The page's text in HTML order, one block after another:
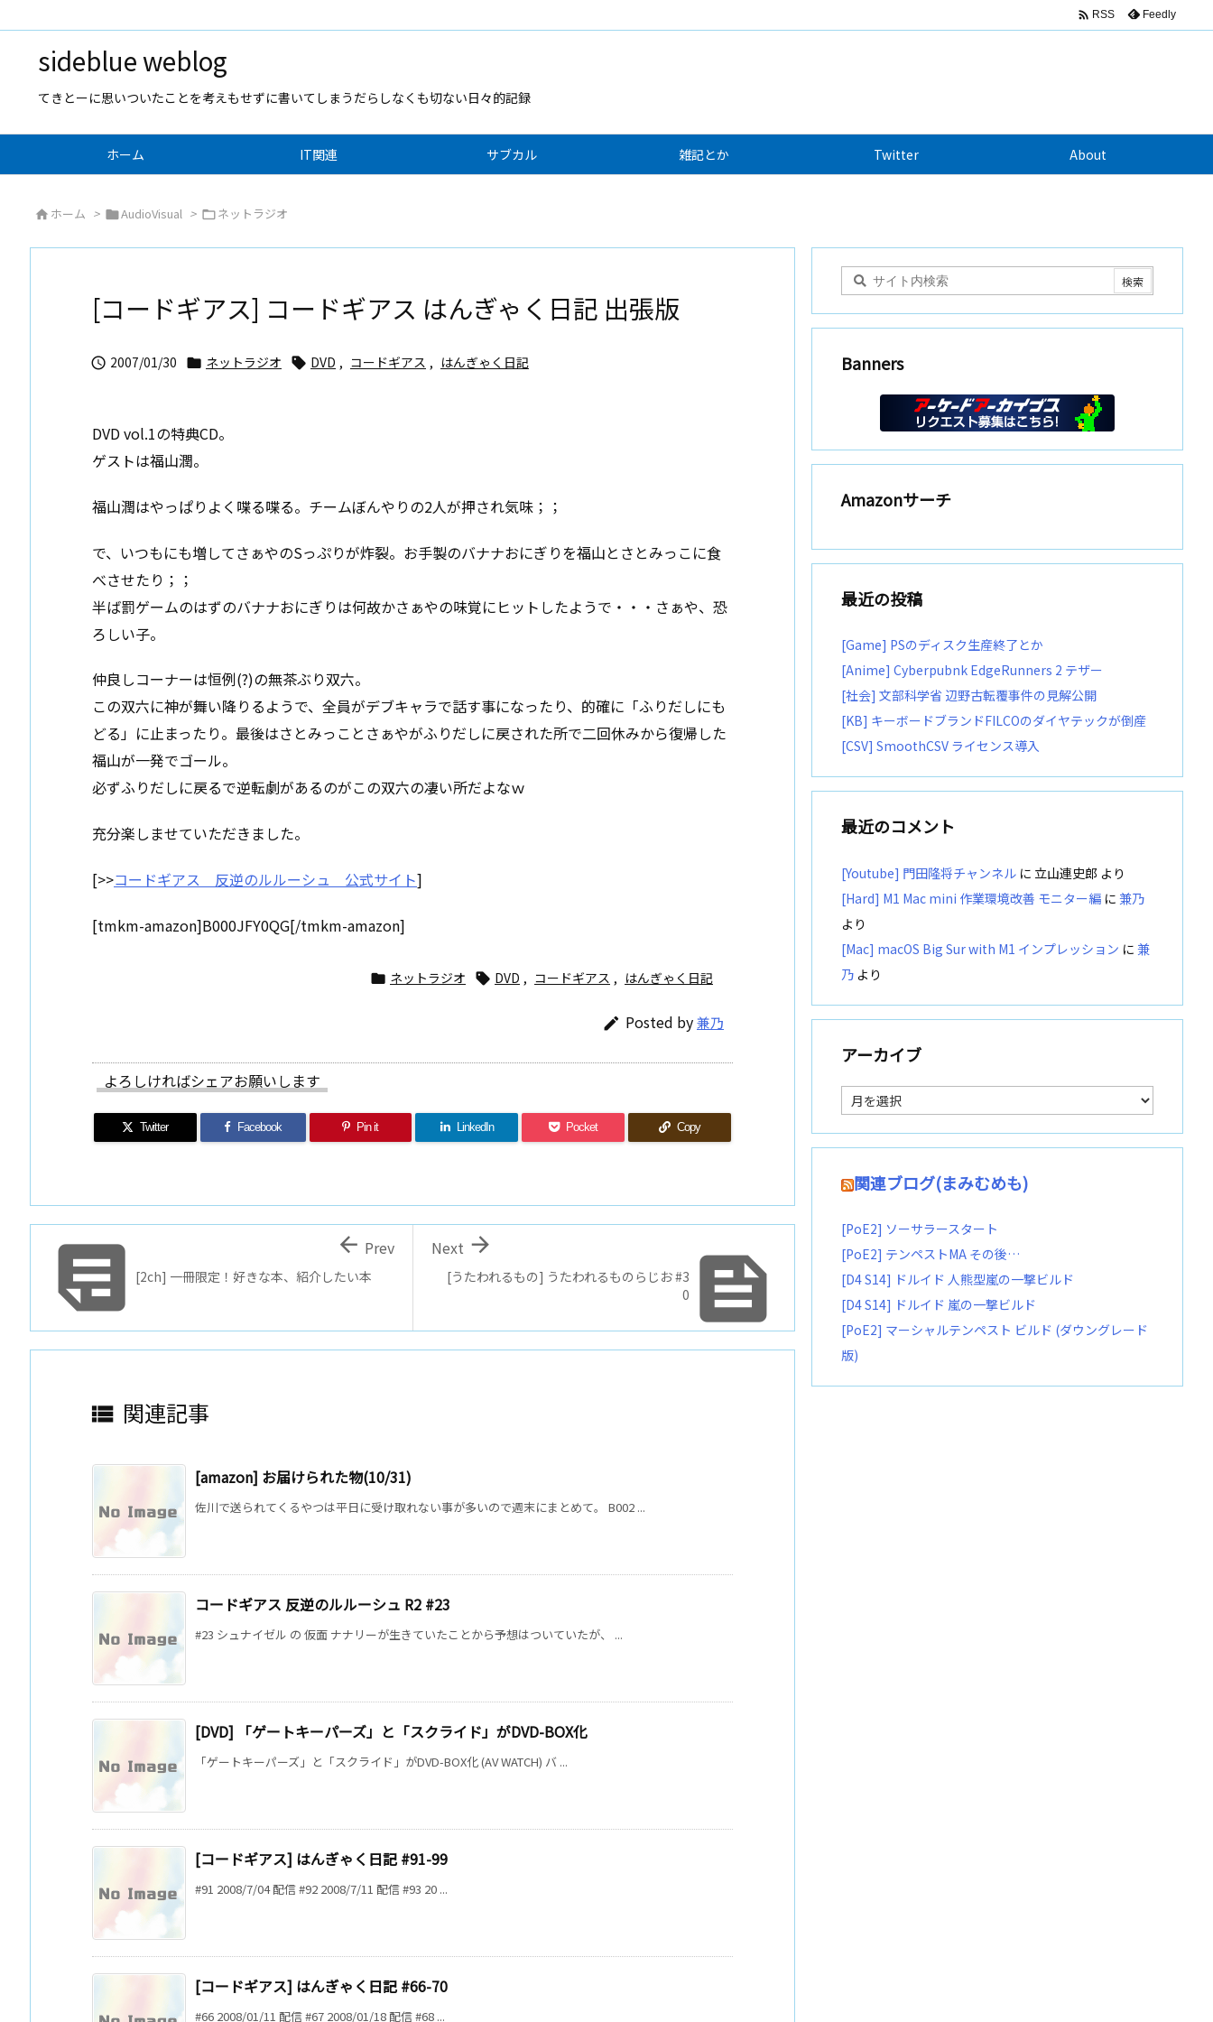
sideblue weblog
てきとーに思いついたことを考えもせずに書いてしまうだらしなくも切ない日々的記録
ホーム IT関連 サブカル 雑記とか Twitter About
 RSS Feedly
 ホーム > AudioVisual > ネットラジオ
[コードギアス] コードギアス はんぎゃく日記 出張版
 2007/01/30  ネットラジオ  DVD , コードギアス , はんぎゃく日記
DVD vol.1の特典CD。
ゲストは福山潤。
福山潤はやっぱりよく喋る喋る。チームぼんやりの2人が押され気味；；
で、いつもにも増してさぁやのSっぷりが炸裂。お手製のバナナおにぎりを福山とさとみっこに食
べさせたり；；
半ば罰ゲームのはずのバナナおにぎりは何故かさぁやの味覚にヒットしたようで・・・さぁや、恐
ろしい子。
仲良しコーナーは恒例(?)の無茶ぶり双六。
この双六に神が舞い降りるようで、全員がデブキャラで話す事になったり、的確に「ふりだしにも
どる」に止まったり。最後はさとみっことさぁやがふりだしに戻された所で二回休みから復帰した
福山が一発でゴール。
必ずふりだしに戻るで逆転劇があるのがこの双六の凄い所だよなｗ
充分楽しませていただきました。
[>>コードギアス 反逆のルルーシュ 公式サイト]
[tmkm-amazon]B000JFY0QG[/tmkm-amazon]
 ネットラジオ  DVD , コードギアス , はんぎゃく日記
 Posted by兼乃
よろしければシェアお願いします
Twitter Facebook Pin it LinkedIn Pocket Copy

[うたわれるもの] うたわれるものらじお #3
0

Next
[2ch] 一冊限定！好きな本、紹介したい本
 Prev
 関連記事
[amazon] お届けられた物(10/31)
佐川で送られてくるやつは平日に受け取れない事が多いので週末にまとめて。 B002 ...
コードギアス 反逆のルルーシュ R2 #23
#23 シュナイゼル の 仮面 ナナリーが生きていたことから予想はついていたが、 ...
[DVD] 「ゲートキーパーズ」と「スクライド」がDVD-BOX化
「ゲートキーパーズ」と「スクライド」がDVD-BOX化 (AV WATCH) バ ...
[コードギアス] はんぎゃく日記 #91-99
#91 2008/7/04 配信 #92 2008/7/11 配信 #93 20 ...
[コードギアス] はんぎゃく日記 #66-70
#66 2008/01/11 配信 #67 2008/01/18 配信 #68 ...
Banners
Amazonサーチ
最近の投稿
[Game] PSのディスク生産終了とか
[Anime] Cyberpubnk EdgeRunners 2 テザー
[社会] 文部科学省 辺野古転覆事件の見解公開
[KB] キーボードブランドFILCOのダイヤテックが倒産
[CSV] SmoothCSV ライセンス導入
最近のコメント
[Youtube] 門田隆将チャンネル に 立山連史郎 より
[Hard] M1 Mac mini 作業環境改善 モニター編 に 兼乃
より
[Mac] macOS Big Sur with M1 インプレッション に 兼
乃 より
アーカイブ
ア
ー
カ
イ
関連ブログ(まみむめも)
[PoE2] ソーサラースタート
[PoE2] テンペストMA その後…
[D4 S14] ドルイド 人熊型嵐の一撃ビルド
[D4 S14] ドルイド 嵐の一撃ビルド
[PoE2] マーシャルテンペスト ビルド (ダウングレード
版)